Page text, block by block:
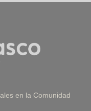
en la Comunidad